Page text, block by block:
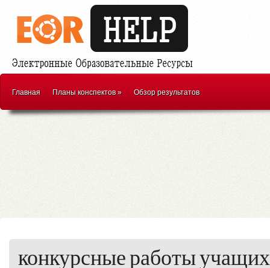
Главная Планы конспектов» Обзор результатов
конкурсные работы